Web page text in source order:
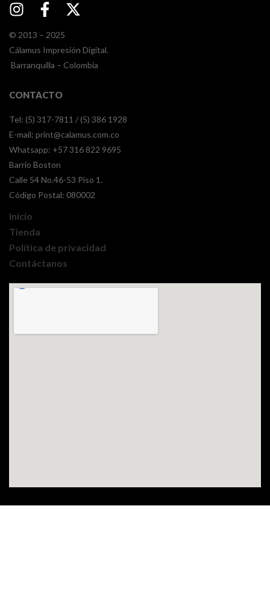
© 2013 – 2025
Cálamus Impresión Digital.
Barranquilla – Colombia
CONTACTO
Tel: (5) 317-7811 / (5) 386 1928
E-mail: print@calamus.com.co
Whatsapp: +57 316 822 9695
Barrio Boston
Calle 54 No.46-53 Piso 1.
Código Postal: 080002
Inicio
Tienda
Política de privacidad
Contáctanos